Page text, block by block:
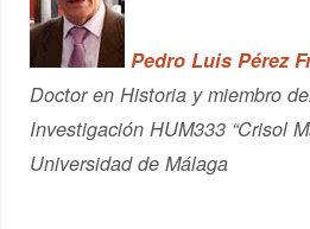
Pedro Luis Pérez
Doctor en Historia y miembro
Investigación HUM333 “Crisol
Universidad de Málaga